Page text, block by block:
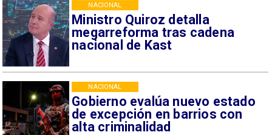
Ministro Quiroz detalla
megarreforma tras cadena
nacional de Kast
NACIONAL
Gobierno evalúa nuevo estado
de excepción en barrios con
alta criminalidad
NACIONAL